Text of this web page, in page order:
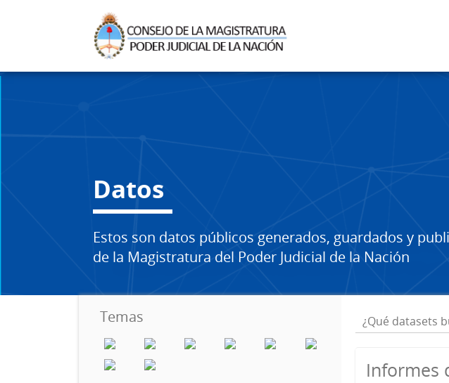
Datos
Estos son datos públicos generados, guardados y
de la Magistratura del Poder Judicial de la Nación
Temas
Informes